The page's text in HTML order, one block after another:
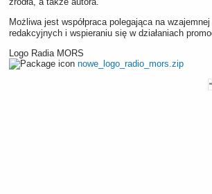
Możliwa jest współpraca polegająca na
redakcyjnych i wspieraniu się w działaniach
Logo Radia MORS
nowe_logo_radio_mors.zip